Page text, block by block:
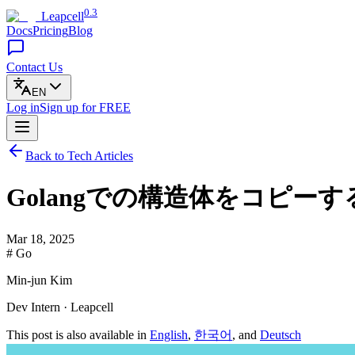
Leapcell0.3
DocsPricingBlog
Contact Us
EN
Log inSign up for FREE
Back to Tech Articles
Golangでの構造体をコピーす
Mar 18, 2025
# Go
Min-jun Kim
Dev Intern · Leapcell
This post is also available in English, 한국어 , and Deutsch